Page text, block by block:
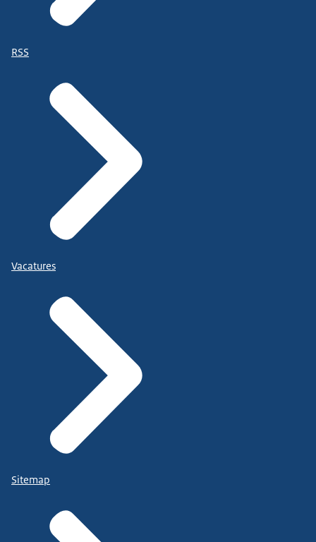
RSS
Vacatures
Sitemap